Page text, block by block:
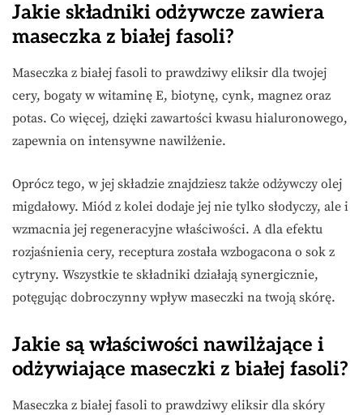
Jakie składniki odżywcze zawiera
maseczka z białej fasoli?
Maseczka z białej fasoli to prawdziwy eliksir dla twojej
cery, bogaty w witaminę E, biotynę, cynk, magnez oraz
potas. Co więcej, dzięki zawartości kwasu hialuronowego,
zapewnia on intensywne nawilżenie.
Oprócz tego, w jej składzie znajdziesz także odżywczy olej
migdałowy. Miód z kolei dodaje jej nie tylko słodyczy, ale i
wzmacnia jej regeneracyjne właściwości. A dla efektu
rozjaśnienia cery, receptura została wzbogacona o sok z
cytryny. Wszystkie te składniki działają synergicznie,
potęgując dobroczynny wpływ maseczki na twoją skórę.
Jakie są właściwości nawilżające i
odżywiające maseczki z białej fasoli?
Maseczka z białej fasoli to prawdziwy eliksir dla skóry